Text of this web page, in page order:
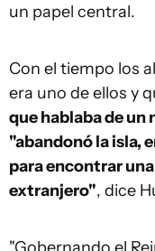
un papel central.
Con el tiempo los
era uno de ellos y
que hablabadeun
"abandonó la isla,
para encontrar
extranjero", dice
"Gobernando el